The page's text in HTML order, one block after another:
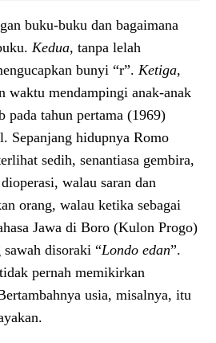
buku-buku dan bagaimana
Kedua, tanpa lelah
bunyi “r”. Ketiga,
waktu mendampingi anak-anak
pada tahun pertama (1969)
Sepanjang hidupnya Romo
sedih, senantiasa gembira,
walau saran dan
orang, walau ketika sebagai
Jawa di Boro (Kulon Progo)
sawah disoraki “Londo edan”.
pernah memikirkan
usia, misalnya, itu